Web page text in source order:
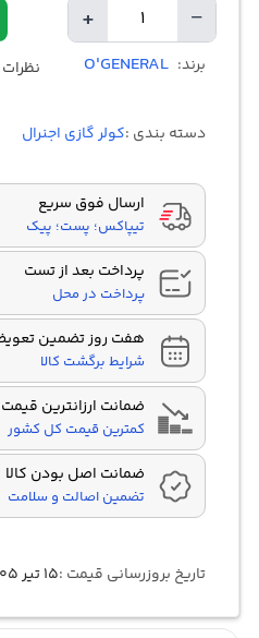
−
Quantity
+
برند: O'GENERAL نظرات
دسته بندی :کولر گازی اجنرال
ارسال فوق سریع
تیپاکس؛ پست؛ پیک
پرداخت بعد از تست
پرداخت در محل
هفت روز تضمین
شرایط برگشت کالا
ضمانت ارزانترین قیمت
کمترین قیمت کل کشور
ضمانت اصل بودن کالا
تضمین اصالت و سلامت
تاریخ بروزرسانی قیمت :۱۵ تیر ۱۴۰۵